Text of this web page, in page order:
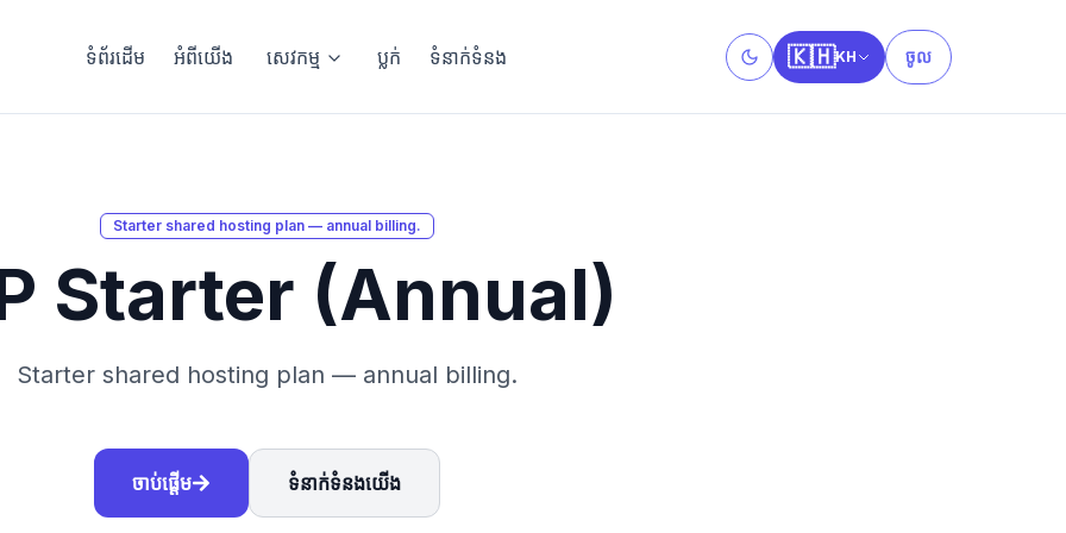
ទំព័រដើម អំពីយើង សេវកម្ម ប្លក់ ទំនាក់ទំនង
Toggle theme
🇰🇭KH ចូល
Starter shared hosting plan — annual billing.
Starter (Annual)
Starter shared hosting plan — annual billing.
ចាប់ផ្ដើម ទំនាក់ទំនងយើង